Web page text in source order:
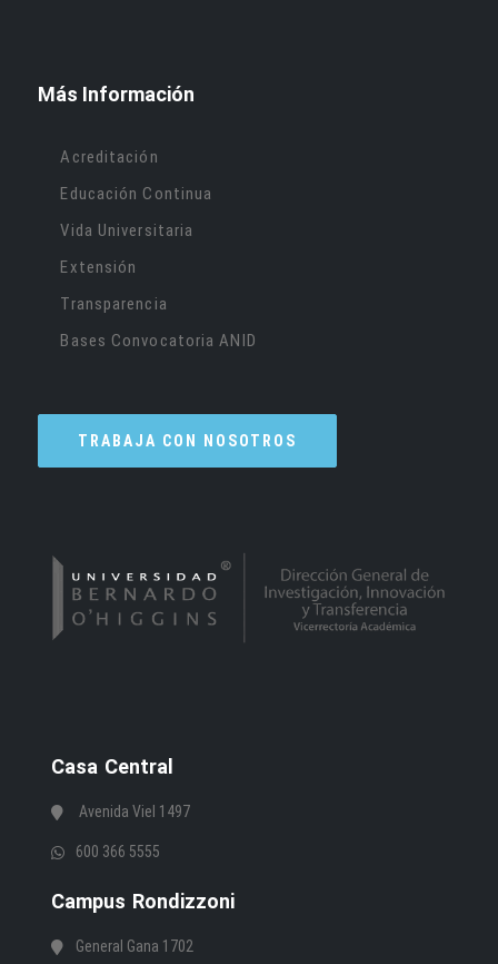
Casa Central
Avenida Viel 1497
600 366 5555
Campus Rondizzoni
General Gana 1702
Más Información
Acreditación
Educación Continua
Vida Universitaria
Extensión
Transparencia
Bases Convocatoria ANID
TRABAJA CON NOSOTROS